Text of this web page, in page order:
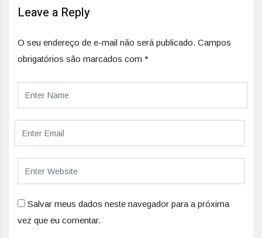
Leave a Reply
O seu endereço de e-mail não será publicado. Campos
obrigatórios são marcados com *
Salvar meus dados neste navegador para a próxima
vez que eu comentar.